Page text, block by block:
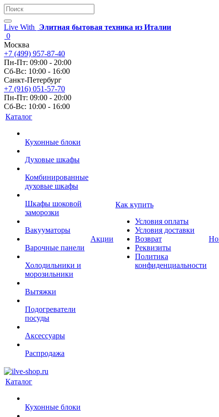
Live With
Элитная бытовая техника из Италии
0
Москва
+7 (499) 957-87-40
Пн-Пт: 09:00 - 20:00
Сб-Вс: 10:00 - 16:00
Санкт-Петербург
+7 (916) 051-57-70
Пн-Пт: 09:00 - 20:00
Сб-Вс: 10:00 - 16:00
Каталог
Кухонные блоки
Духовые шкафы
Комбинированные
духовые шкафы
Шкафы шоковой
заморозки
Вакууматоры
Варочные панели
Холодильники и
морозильники
Вытяжки
Подогреватели
посуды
Аксессуары
Распродажа
Акции
Как купить
Условия оплаты
Условия доставки
Возврат
Реквизиты
Политика
конфиденциальности
Каталог
Кухонные блоки